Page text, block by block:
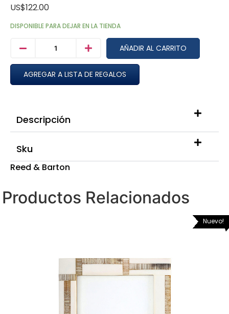
US$122.00
DISPONIBLE PARA DEJAR EN LA TIENDA
AÑADIR AL CARRITO
AGREGAR A LISTA DE REGALOS
Descripción
Sku
Reed & Barton
Productos Relacionados